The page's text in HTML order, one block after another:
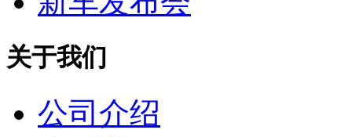
关于我们
公司介绍